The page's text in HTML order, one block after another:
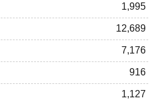
1,995
12,689
7,176
916
1,127